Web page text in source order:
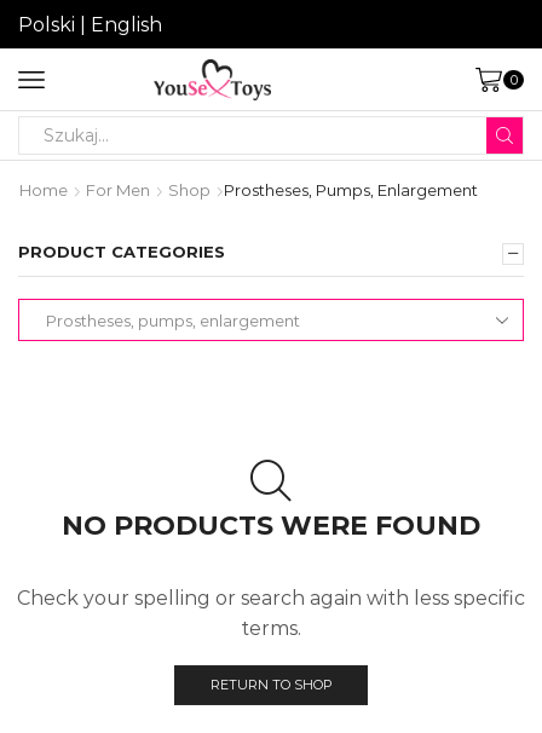
Polski English
0
Home For Men Shop Prostheses, Pumps, Enlargement
PRODUCT CATEGORIES
NO PRODUCTS WERE FOUND
Check your spelling or search again with less specific
terms.
RETURN TO SHOP